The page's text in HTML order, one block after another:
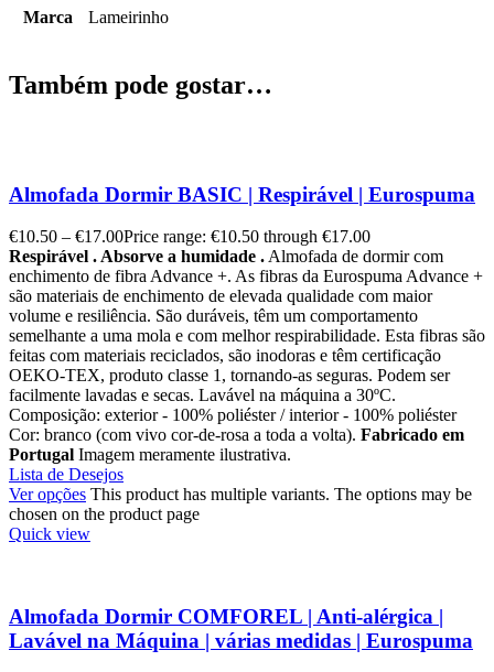
Marca Lameirinho
Também pode gostar…
Almofada Dormir BASIC | Respirável | Eurospuma
€10.50 – €17.00Price range: €10.50 through €17.00
Respirável . Absorve a humidade . Almofada de dormir com
enchimento de fibra Advance +. As fibras da Eurospuma Advance +
são materiais de enchimento de elevada qualidade com maior
volume e resiliência. São duráveis, têm um comportamento
semelhante a uma mola e com melhor respirabilidade. Esta fibras são
feitas com materiais reciclados, são inodoras e têm certificação
OEKO-TEX, produto classe 1, tornando-as seguras. Podem ser
facilmente lavadas e secas. Lavável na máquina a 30ºC.
Composição: exterior - 100% poliéster / interior - 100% poliéster
Cor: branco (com vivo cor-de-rosa a toda a volta). Fabricado em
Portugal Imagem meramente ilustrativa.
Lista de Desejos
Ver opções This product has multiple variants. The options may be
chosen on the product page
Quick view
Almofada Dormir COMFOREL | Anti-alérgica |
Lavável na Máquina | várias medidas | Eurospuma